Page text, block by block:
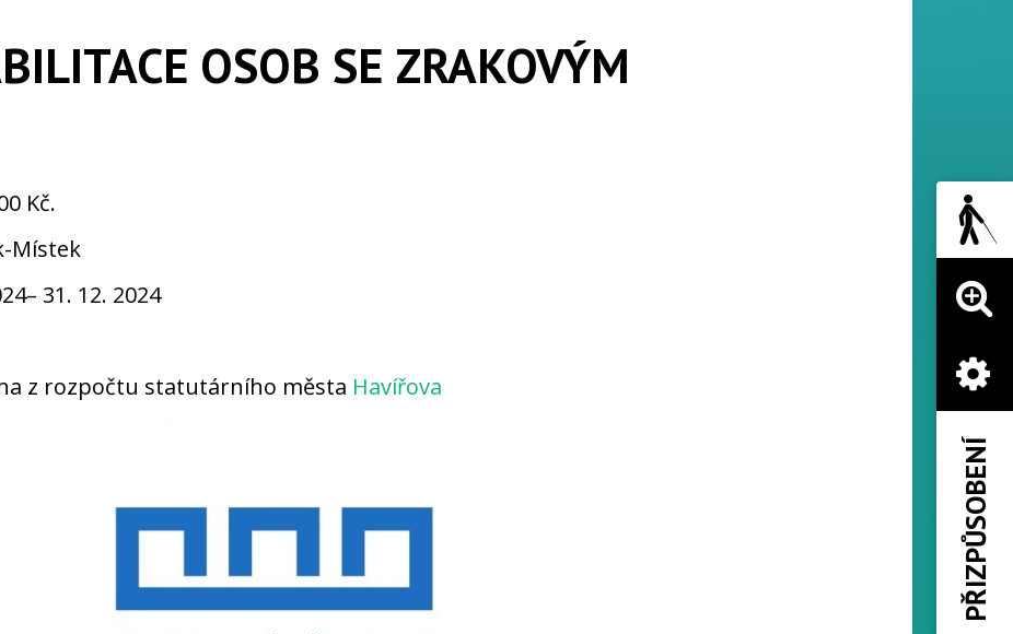
OSOB SE ZRAKOVÝM
Kč.
Místek
31. 12. 2024
z rozpočtu statutárního města Havířova
PŘIZPŮSOBENÍ